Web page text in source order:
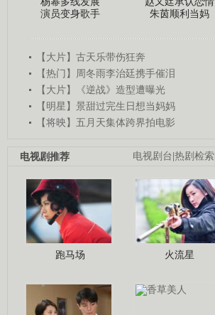
演员变身歌手
朱茵顺利当妈
【大片】古天乐带伤狂奔
【热门】周冬雨李治廷携手催泪
【大片】《逆战》造型遭曝光
【明星】景甜过完生日想当妈妈
【将映】五月天集体跨界拍电影
电视剧台 热剧检索
电视剧推荐
跑马场 火流星